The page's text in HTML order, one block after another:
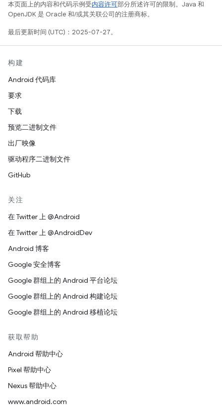
本页面上的内容和代码示例受内容许可部分所述许可的限制。Java 和
OpenJDK 是 Oracle 和/或其关联公司的注册商标。
最后更新时间 (UTC)：2025-07-27。
构建
Android 代码库
要求
下载
预览二进制文件
出厂映像
驱动程序二进制文件
GitHub
关注
在 Twitter 上 @Android
在 Twitter 上 @AndroidDev
Android 博客
Google 安全博客
Google 群组上的 Android 平台论坛
Google 群组上的 Android 构建论坛
Google 群组上的 Android 移植论坛
获取帮助
Android 帮助中心
Pixel 帮助中心
Nexus 帮助中心
www.android.com